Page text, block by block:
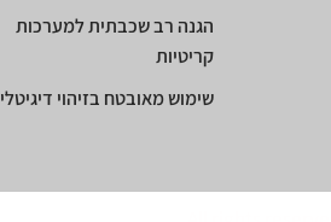
הגנה רב שכבתית למערכות
קריטיות
שימוש מאובטח בזיהוי דיגיטלי